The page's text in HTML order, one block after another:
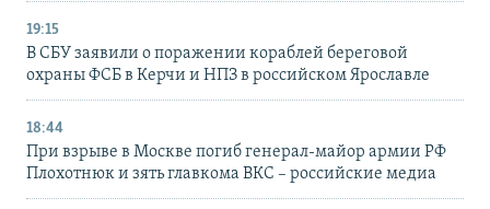
19:15
В СБУ заявили о поражении кораблей береговой
охраны ФСБ в Керчи и НПЗ в российском Ярославле
18:44
При взрыве в Москве погиб генерал-майор армии РФ
Плохотнюк и зять главкома ВКС – российские медиа